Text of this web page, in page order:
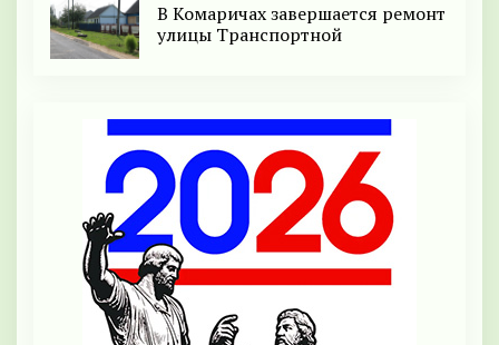
В Комаричах завершается ремонт
улицы Транспортной